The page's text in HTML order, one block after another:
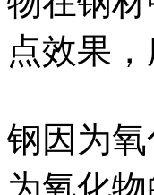
点效果
钢因为